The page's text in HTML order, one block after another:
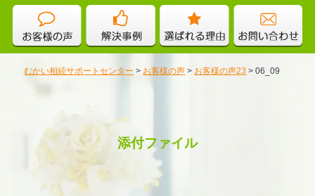
むかい相続サポートセンター > お客様の声 > お客様の声23 >06_09
添付ファイル